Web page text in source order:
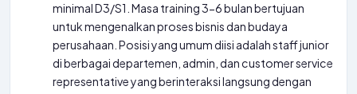
minimal D3/S1. Masa training 3-6 bulan bertujuan
untuk mengenalkan proses bisnis dan budaya
perusahaan. Posisi yang umum diisi adalah staff junior
di berbagai departemen, admin, dan customer service
representative yang berinteraksi langsung dengan